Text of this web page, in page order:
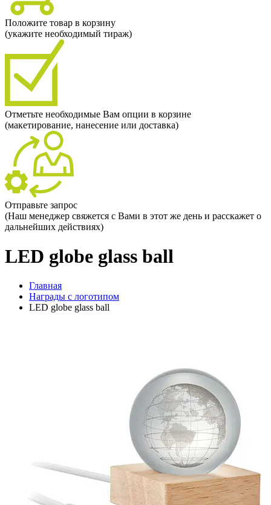
Положите товар в корзину
(укажите необходимый тираж)
Отметьте необходимые Вам опции в корзине
(макетирование, нанесение или доставка)
Отправьте запрос
(Наш менеджер свяжется с Вами в этот же день и расскажет о
дальнейших действиях)
LED globe glass ball
Главная
Награды с логотипом
LED globe glass ball